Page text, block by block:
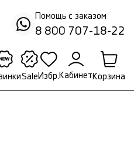
Помощь с заказом
8 800 707-18-22
Sale Избр. Кабинет Корзина